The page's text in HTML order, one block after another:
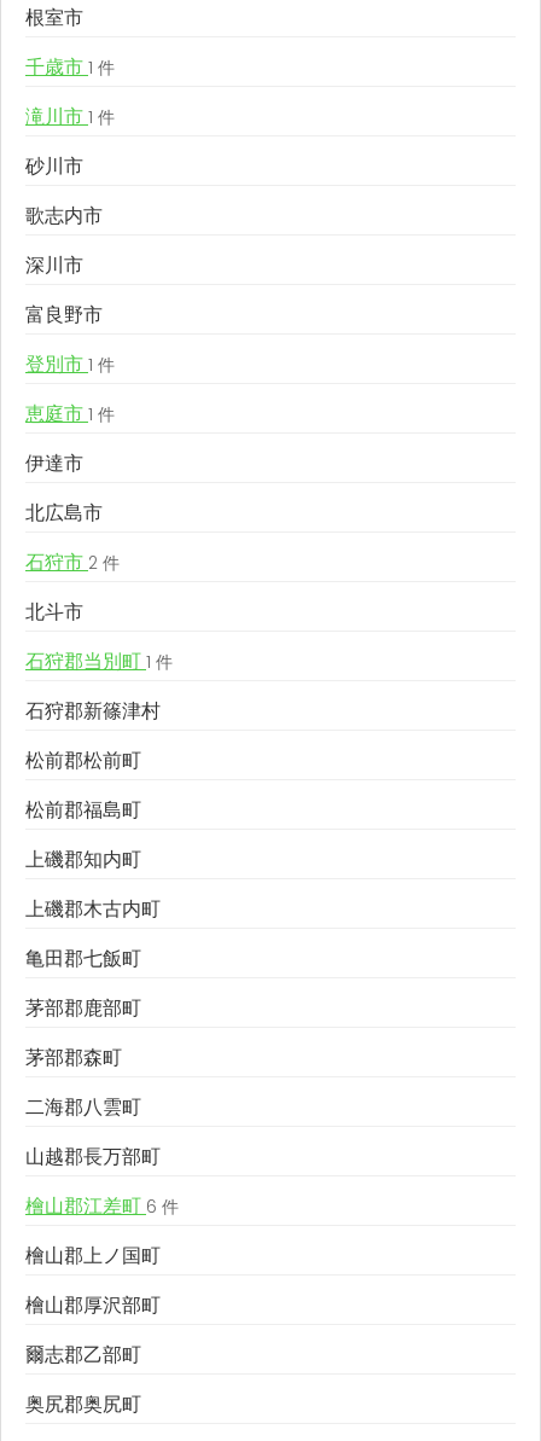
根室市
千歳市 1 件
滝川市 1 件
砂川市
歌志内市
深川市
富良野市
登別市 1 件
恵庭市 1 件
伊達市
北広島市
石狩市 2 件
北斗市
石狩郡当別町 1 件
石狩郡新篠津村
松前郡松前町
松前郡福島町
上磯郡知内町
上磯郡木古内町
亀田郡七飯町
茅部郡鹿部町
茅部郡森町
二海郡八雲町
山越郡長万部町
檜山郡江差町 6 件
檜山郡上ノ国町
檜山郡厚沢部町
爾志郡乙部町
奥尻郡奥尻町